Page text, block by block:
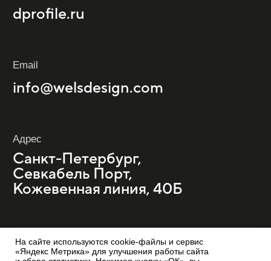
На сайте используются cookie-файлы и сервис
«Яндекс Метрика» для улучшения работы сайта